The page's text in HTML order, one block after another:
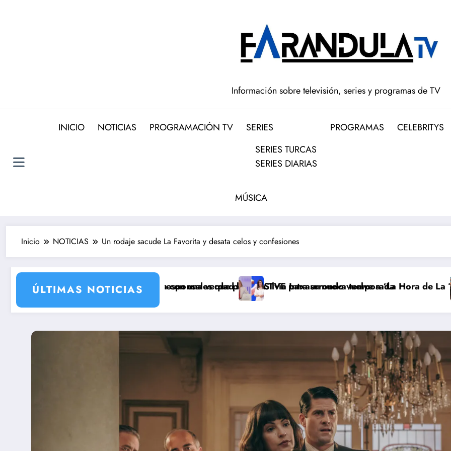
Información sobre televisión, series y programas de TV
INICIO NOTICIAS PROGRAMACIÓN TV
SERIES
SERIES TURCAS
SERIES DIARIAS
PROGRAMAS CELEBRITYS
MÚSICA
Inicio NOTICIAS Un rodaje sacude La Favorita y desata celos y confesiones
ÚLTIMAS NOTICIAS
Antena 3 que llega con una verdad brutal
cambios de corresponsales que prepara TVE para su nueva temporada
Silvia Intxaurrondo vuelve a ‘La Hora de La 1’ y Aida Bao da
Adiós a